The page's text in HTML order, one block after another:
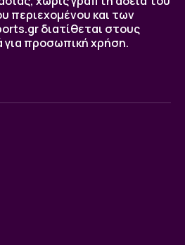
περιεχομένου και των
διατίθεται στους
προσωπική χρήση.